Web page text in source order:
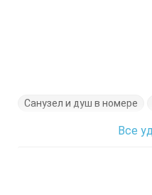
Санузел и душ в номере
Все